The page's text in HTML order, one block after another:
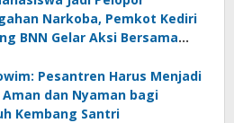
Narkoba, Pemkot Kediri
BNN Gelar Aksi Bersama
Pesantren Harus Menjadi
Aman dan Nyaman bagi
Kembang Santri